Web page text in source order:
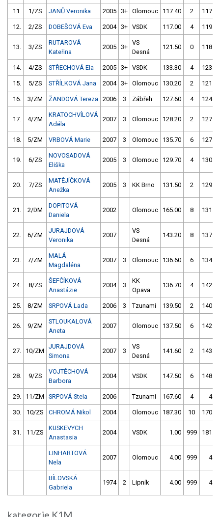
11. 1/ZS JANŮ Veronika 2005 3+ Olomouc 117.40 2 117.10
12. 2/ZS DOBEŠOVÁ Eva 2004 3+ VSDK 117.00 4 119.20
13. 3/ZS
RUTAROVÁ
Kateřina
2005 3+
VS
Desná
121.50 0 118.30
14. 4/ZS STŘECHOVÁ Ela 2005 3+ VSDK 133.30 4 123.30
15. 5/ZS STŘÍLKOVÁ Jana 2004 3+ Olomouc 130.20 2 121.50
16. 3/ZM ŽANDOVÁ Tereza 2006 3 Zábřeh 127.60 4 124.10
17. 4/ZM
KRATOCHVÍLOVÁ
Adéla
2007 3 Olomouc 128.20 2 127.00
18. 5/ZM VRBOVÁ Marie 2007 3 Olomouc 135.70 6 127.70
19. 6/ZS
NOVOSADOVÁ
Eliška
2005 3 Olomouc 129.70 4 130.80
20. 7/ZS
MATĚJÍČKOVÁ
Anežka
2005 3 KK Brno 131.50 2 129.10
21. 2/DM
DOPITOVÁ
Daniela
2002 Olomouc 165.00 8 131.70
22. 6/ZM
JURAJDOVÁ
Veronika
2007
VS
Desná
143.20 8 137.10
23. 7/ZM
MALÁ
Magdaléna
2007 3 Olomouc 136.60 6 134.20
24. 8/ZS
ŠEFČÍKOVÁ
Anastázie
2004 3
KK
Opava
136.70 4 142.60
25. 8/ZM SRPOVÁ Lada 2006 3 Tzunami 139.50 2 140.20
26. 9/ZM
STLOUKALOVÁ
Aneta
2007 Olomouc 137.50 6 142.80
27. 10/ZM
JURAJDOVÁ
Simona
2007 3
VS
Desná
141.60 2 143.90
28. 9/ZS
VOJTĚCHOVÁ
Barbora
2004 VSDK 147.50 6 148.90
29. 11/ZM SRPOVÁ Stela 2006 Tzunami 167.60 4 4.00
30. 10/ZS CHROMÁ Nikol 2004 Olomouc 187.30 10 170.40
31. 11/ZS
KUSKEVYCH
Anastasia
2004 VSDK 1.00 999 181.30
LINHARTOVÁ
Nela
2007 Olomouc 4.00 999 4.00
BÍLOVSKÁ
Gabriela
1974 2 Lipník 4.00 999 4.00